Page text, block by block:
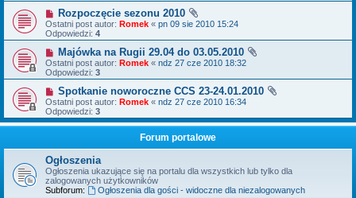
Rozpoczęcie sezonu 2010
Ostatni post autor: Romek « pn 09 sie 2010 15:24
Odpowiedzi: 4
Majówka na Rugii 29.04 do 03.05.2010
Ostatni post autor: Romek « ndz 27 cze 2010 18:32
Odpowiedzi: 3
Spotkanie noworoczne CCS 23-24.01.2010
Ostatni post autor: Romek « ndz 27 cze 2010 16:34
Odpowiedzi: 3
Forum portalowe
Ogłoszenia
Ogłoszenia ukazujące się na portalu dla wszystkich lub tylko dla
zalogowanych użytkowników
Subforum:
Ogłoszenia dla gości - widoczne dla niezalogowanych